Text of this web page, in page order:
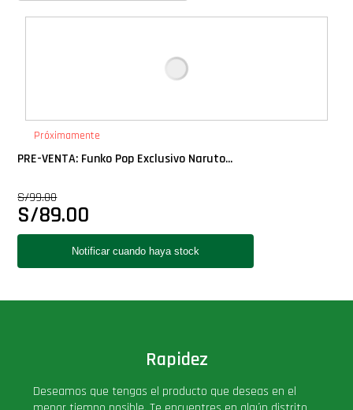
Gift Cards
Llaveros Pop
Próximamente
PRE-VENTA: Funko Pop Exclusivo Naruto...
S/99.00
S/89.00
Rapidez
Deseamos que tengas el producto que deseas en el